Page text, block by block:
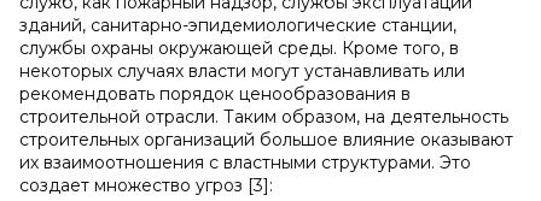
зданий, санитарно-эпидемиологические станции,
службы охраны окружающей среды. Кроме того, в
некоторых случаях власти могут устанавливать или
рекомендовать порядок ценообразования в
строительной отрасли. Таким образом, на деятельность
строительных организаций большое влияние оказывают
их взаимоотношения с властными структурами. Это
создает множество угроз [3]: